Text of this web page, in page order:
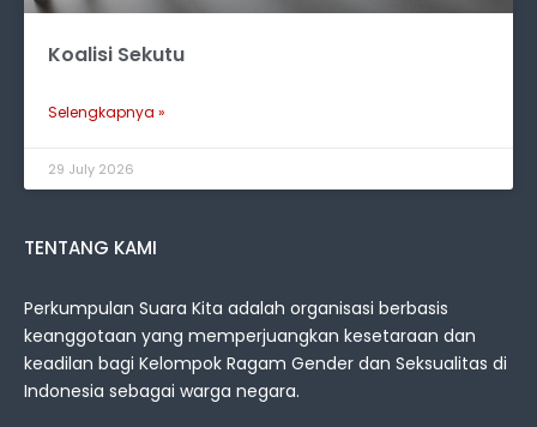
Koalisi Sekutu
Selengkapnya »
29 July 2026
TENTANG KAMI
Perkumpulan Suara Kita adalah organisasi berbasis
keanggotaan yang memperjuangkan kesetaraan dan
keadilan bagi Kelompok Ragam Gender dan Seksualitas di
Indonesia sebagai warga negara.